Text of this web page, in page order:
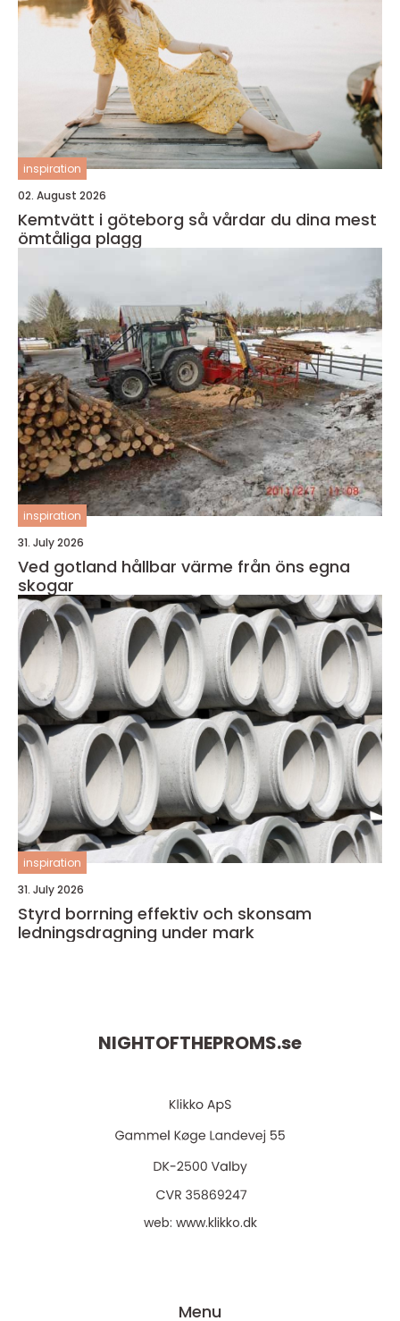
inspiration
02. August 2026
Kemtvätt i göteborg så vårdar du dina mest
ömtåliga plagg
inspiration
31. July 2026
Ved gotland hållbar värme från öns egna
skogar
inspiration
31. July 2026
Styrd borrning effektiv och skonsam
ledningsdragning under mark
NIGHTOFTHEPROMS.se
web: www.klikko.dk
Menu